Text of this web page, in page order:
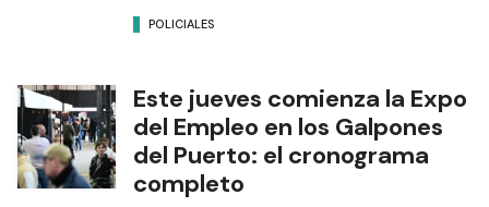
POLICIALES
Este jueves comienza la Expo
del Empleo en los Galpones
del Puerto: el cronograma
completo